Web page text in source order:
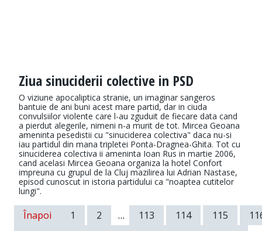
Ziua sinuciderii colective in PSD
O viziune apocaliptica stranie, un imaginar sangeros
bantuie de ani buni acest mare partid, dar in ciuda
convulsiilor violente care l-au zguduit de fiecare data cand
a pierdut alegerile, nimeni n-a murit de tot. Mircea Geoana
ameninta pesedistii cu "sinuciderea colectiva" daca nu-si
iau partidul din mana tripletei Ponta-Dragnea-Ghita. Tot cu
sinuciderea colectiva ii ameninta Ioan Rus in martie 2006,
cand acelasi Mircea Geoana organiza la hotel Confort
impreuna cu grupul de la Cluj mazilirea lui Adrian Nastase,
episod cunoscut in istoria partidului ca "noaptea cutitelor
lungi".
Înapoi 1 2 … 113 114 115